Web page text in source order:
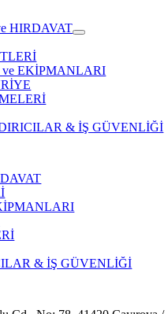
HIRDAVAT
EKİPMANLARI
& İŞ GÜVENLİĞİ
& İŞ GÜVENLİĞİ